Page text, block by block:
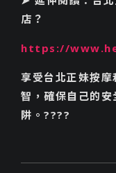
店？
https://
享受台北正妹按
智，確保自己的
阱。????